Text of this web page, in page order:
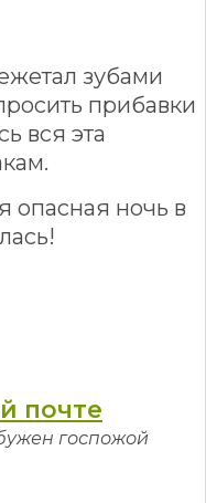
зубами
прибавки
вся эта
опасная ночь в
почте
госпожой